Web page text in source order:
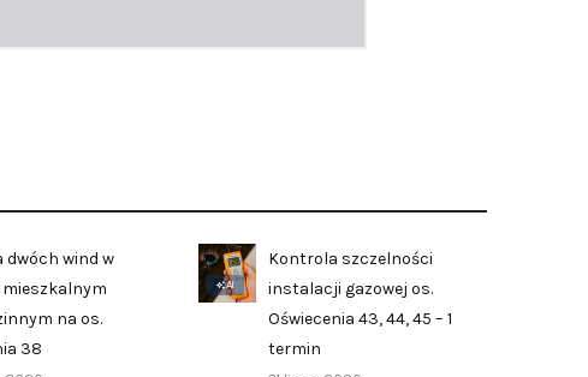
dwóch wind w
na os.
38
AI
Kontrola szczelności
instalacji gazowej os.
Oświecenia 43, 44, 45 – 1
termin